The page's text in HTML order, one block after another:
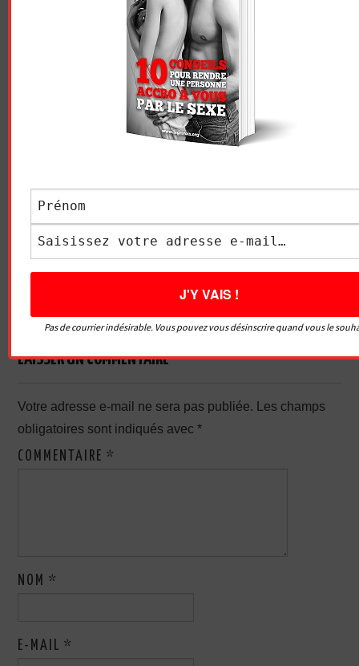
Essayez. Vous pouvez vous désinscrire à tout moment.
Navigation
articles
TAILLE AU REPOS VS EN
DU VESTIAIRE)
LE SEXE AVEC UNE
SEXFRIEND OU UN PLAN
CUL
LAISSER UN COMMENTAIRE
Votre adresse e-mail ne sera pas publiée.
Les champs
obligatoires sont indiqués avec*
COMMENTAIRE*
NOM*
E-MAIL*
Pas de courrier indésirable. Vous pouvez vous désinscrire quand vous le